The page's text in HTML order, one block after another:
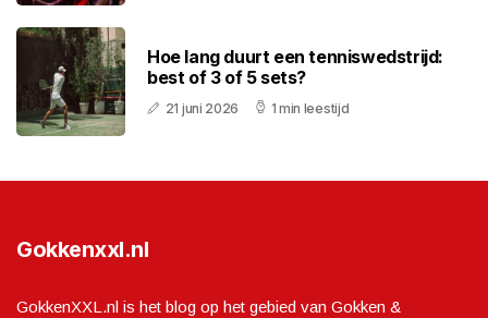
Hoe lang duurt een tenniswedstrijd:
best of 3 of 5 sets?
21 juni 2026 1 min leestijd
Gokkenxxl.nl
GokkenXXL.nl is het blog op het gebied van Gokken &